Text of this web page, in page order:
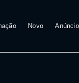
Novo Anúncio